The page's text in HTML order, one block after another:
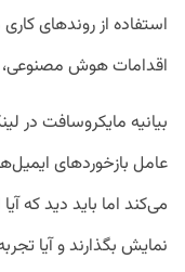
استفاده از روندهای
اقدامات هوش مصنوعی،
بیانیه مایکروسافت در
عامل بازخورد‌های
می‌کند اما باید دید که
نمایش بگذارند و آیا